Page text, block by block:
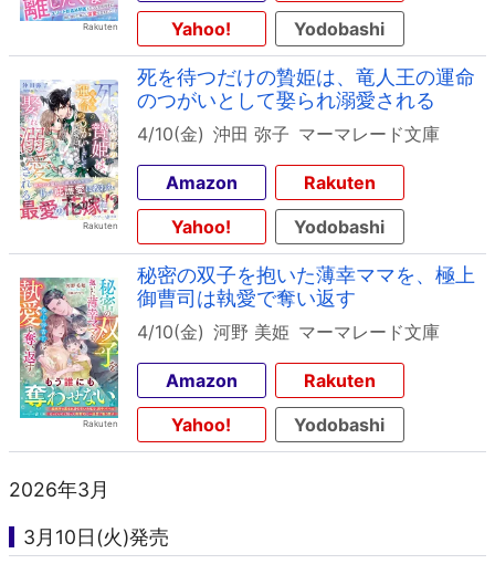
Yahoo!
Yodobashi
死を待つだけの贄姫は、竜人王の運命
のつがいとして娶られ溺愛される
4/10(金) 沖田 弥子 マーマレード文庫
Amazon
Rakuten
Yahoo!
Yodobashi
秘密の双子を抱いた薄幸ママを、極上
御曹司は執愛で奪い返す
4/10(金) 河野 美姫 マーマレード文庫
Amazon
Rakuten
Yahoo!
Yodobashi
2026年3月
3月10日(火)発売